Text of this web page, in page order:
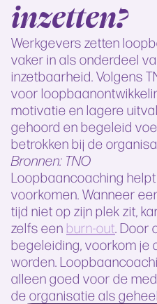
inzetten?
Werkgevers zetten
vaker in als onderdeel
inzetbaarheid. Volgens
voor
motivatie en lagere
gehoord en begeleid
betrokken bij de
Bronnen: TNO
Loopbaancoaching
voorkomen. Wanneer
tijd niet op zijn plek zit,
zelfs een burn-out. Door
begeleiding, voorkom je
worden.
alleen goed voor de
de organisatie als